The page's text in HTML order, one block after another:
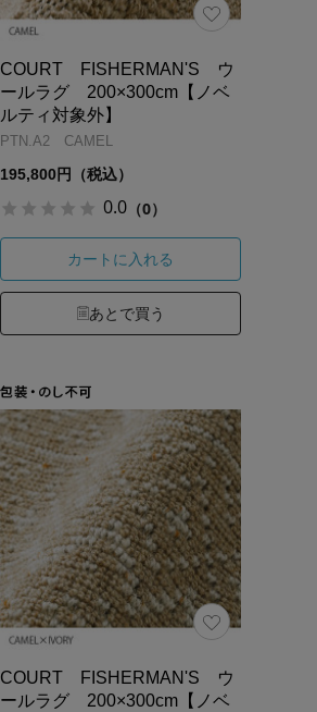
COURT FISHERMAN'S ウ
ールラグ 200×300cm【ノベ
ルティ対象外】
PTN.A2 CAMEL
195,800円（税込）
0.0 （0）
カートに入れる
あとで買う
COURT FISHERMAN'S ウ
ールラグ 200×300cm【ノベ